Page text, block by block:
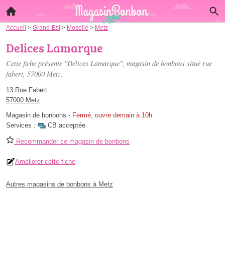
Accueil > Grand-Est > Moselle > Metz
Delices Lamarque
Cette fiche présente "Delices Lamarque", magasin de bonbons situé rue
fabert, 57000 Metz.
13 Rue Fabert
57000 Metz
Magasin de bonbons - Fermé, ouvre demain à 10h
Services :
CB acceptée
Recommander ce magasin de bonbons
Améliorer cette fiche
Autres magasins de bonbons à Metz